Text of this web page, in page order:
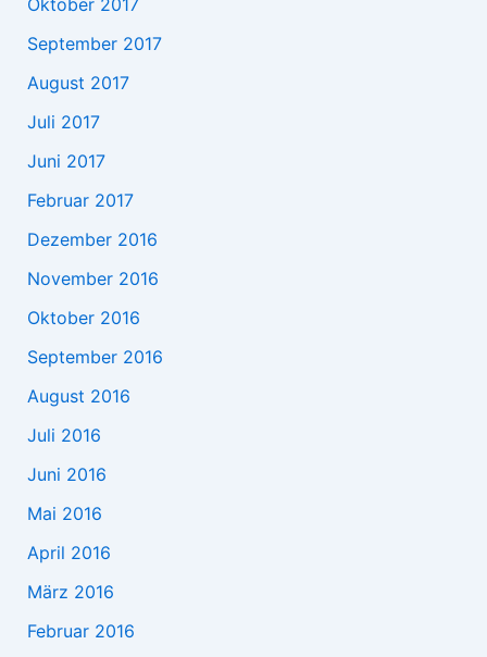
September 2017
August 2017
Juli 2017
Juni 2017
Februar 2017
Dezember 2016
November 2016
Oktober 2016
September 2016
August 2016
Juli 2016
Juni 2016
Mai 2016
April 2016
März 2016
Februar 2016